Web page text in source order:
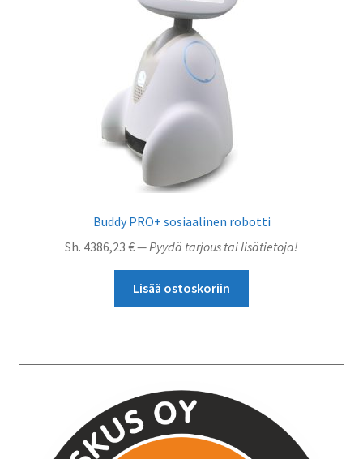
Buddy PRO+ sosiaalinen robotti
Sh. 4386,23 €— Pyydä tarjous tai lisätietoja!
Lisää ostoskoriin